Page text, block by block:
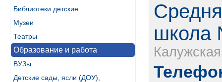
Библиотеки детские
Музеи
Театры
Образование и работа
ВУЗы
Детские сады, ясли (ДОУ),
школа